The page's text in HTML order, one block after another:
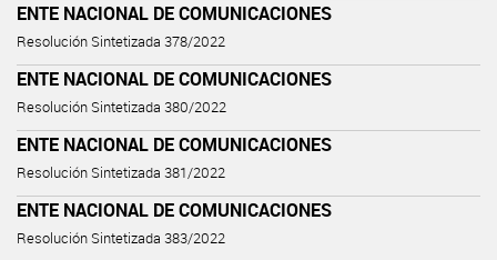
ENTE NACIONAL DE COMUNICACIONES
Resolución Sintetizada 378/2022
ENTE NACIONAL DE COMUNICACIONES
Resolución Sintetizada 380/2022
ENTE NACIONAL DE COMUNICACIONES
Resolución Sintetizada 381/2022
ENTE NACIONAL DE COMUNICACIONES
Resolución Sintetizada 383/2022